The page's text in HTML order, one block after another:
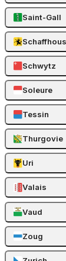
Saint-Gall
Schwytz
Soleure
Tessin
Thurgovie
Uri
Valais
Vaud
Zoug